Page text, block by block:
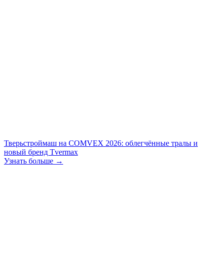
Тверьстроймаш на COMVEX 2026: облегчённые тралы и
новый бренд Tvermax
Узнать больше →